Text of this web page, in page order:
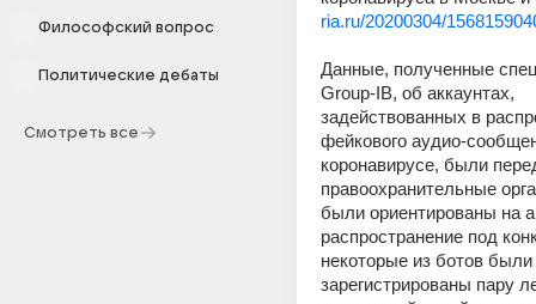
Философский вопрос
Политические дебаты
Смотреть все
ria.ru/20200304/
Данные, полученные
Group-IB, об аккаунтах,
задействованных в
фейкового аудио-
коронавирусе, были
правоохранительные
были ориентированы на
распространение под
некоторые из ботов были
зарегистрированы пару